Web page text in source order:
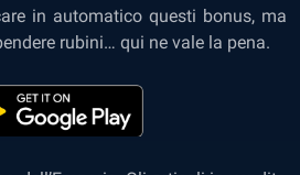
in automatico questi bonus, ma
rubini… qui ne vale la pena.